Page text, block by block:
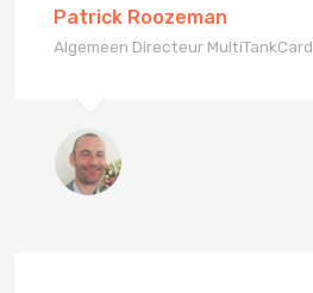
Patrick Roozeman
Algemeen Directeur MultiTankCard